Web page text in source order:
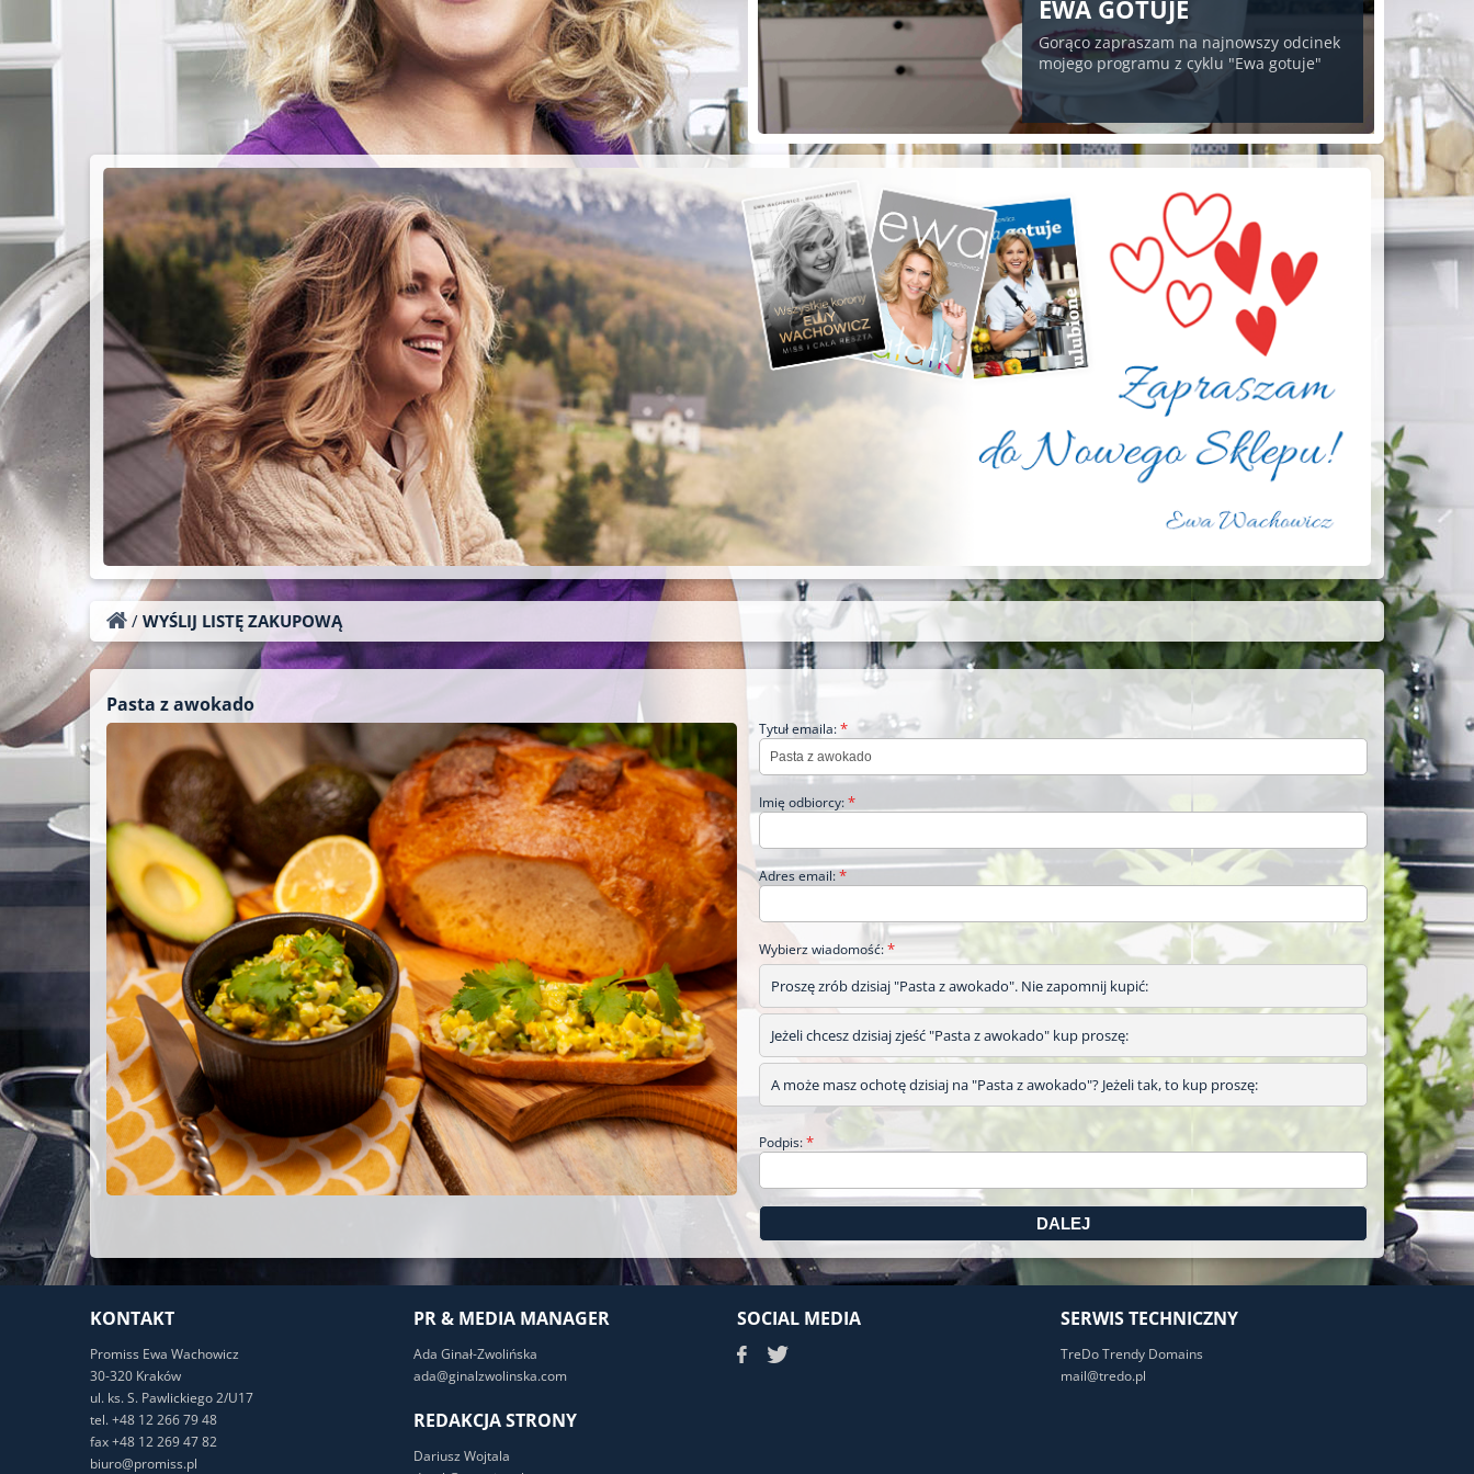
PIECZYSTE POD
CHMURKĄ!
Przepisy na grilla;-)
EWA GOTUJE
Gorąco zapraszam na najnowszy odcinek
mojego programu z cyklu "Ewa gotuje"
/ WYŚLIJ LISTĘ ZAKUPOWĄ
Pasta z awokado
Tytuł emaila:*
Imię odbiorcy:*
Adres email:*
Wybierz wiadomość:*
Proszę zrób dzisiaj "Pasta z awokado". Nie zapomnij kupić:
Jeżeli chcesz dzisiaj zjeść "Pasta z awokado" kup proszę:
A może masz ochotę dzisiaj na "Pasta z awokado"? Jeżeli tak, to kup proszę:
Podpis:*
KONTAKT
Promiss Ewa Wachowicz
30-320 Kraków
ul. ks. S. Pawlickiego 2/U17
tel. +48 12 266 79 48
fax +48 12 269 47 82
biuro@promiss.pl
PR & MEDIA MANAGER
Ada Ginał-Zwolińska
ada@ginalzwolinska.com
REDAKCJA STRONY
Dariusz Wojtala
SOCIAL MEDIA SERWIS TECHNICZNY
TreDo Trendy Domains
mail@tredo.pl